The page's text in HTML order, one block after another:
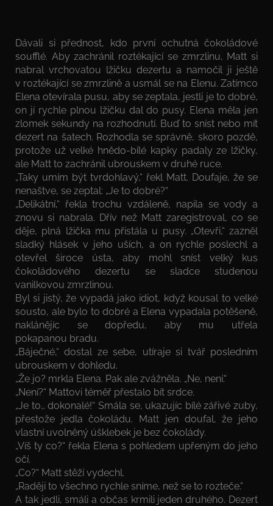
Dávali si přednost, kdo první ochutná čokoládové
soufflé. Aby zachránil roztékající se zmrzlinu, Matt si
nabral vrchovatou lžičku dezertu a namočil ji ještě
v roztékající se zmrzlině a usmál se na Elenu. Zatímco
Elena otevírala pusu, aby se zeptala, jestli je to dobré,
on jí rychle plnou lžičku dal do pusy. Elena měla jen
zlomek sekundy na rozhodnutí. Buď to sníst nebo mít
dezert na šatech. Rozhodla se správně, skoro pozdě,
protože už velké hnědo-bílé kapky padaly ze lžičky,
ale Matt to zachránil ubrouskem v druhé ruce.
„Taky umím být tvrdohlavý,“ řekl Matt. Doufaje, že se
nenaštve, se zeptal: „Je to dobré?“
„Delikátní,“ řekla trochu vzdáleně, napila se vody a
znovu si nabrala. Dřív než Matt zaregistroval, co se
děje, plná lžička mu přistála u pusy. „Otevři,“ zazněl
sladký hlásek v jeho uších, a on rychle poslechl a
otevřel široce ústa, aby mohl sníst velký kus
čokoládového dezertu se sladce studenou
vanilkovou zmrzlinou.
Byl si jistý, že vypadá jako idiot, když kousal to velké
sousto, ale bylo to dobré a Elena vypadala potěšeně,
naklánějíc se dopředu, aby mu utřela
pokapanou bradu.
„Báječné,“ dostal ze sebe, utíraje si tvář posledním
ubrouskem v dohledu.
„Že jo? mrkla Elena. Pak ale zvážněla. „Ne, není.“
„Není?“ Mattovi téměř přestalo bít srdce.
„Je to… dokonalé!“ Smála se, ukazujíc bílé zářivé zuby,
přestože jedla čokoládu. Matt jen doufal, že jeho
vlastní uvolněný úšklebek je bez čokolády.
„Víš ty co?“ řekla Elena s pohledem upřeným do jeho
očí.
„Co?“ Matt stěží vydechl.
„Raději to všechno rychle sníme, než se to rozteče.“
A tak jedli, smáli a občas krmili jeden druhého. Dezert